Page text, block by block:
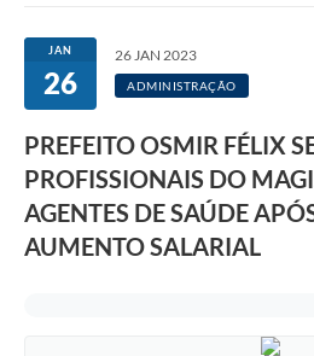
JAN
26
26 JAN 2023
ADMINISTRAÇÃO
PREFEITO OSMIR FÉLIX
PROFISSIONAIS DO
AGENTES DE SAÚDE
AUMENTO SALARIAL